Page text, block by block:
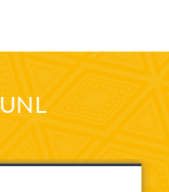
UNL